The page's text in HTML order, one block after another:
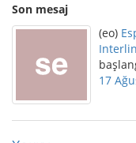
Son mesaj
(eo)
17